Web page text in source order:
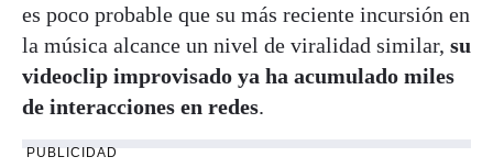
es poco probable que su más reciente incursión en
la música alcance un nivel de viralidad similar, su
videoclip improvisado ya ha acumulado miles
de interacciones en redes.
PUBLICIDAD